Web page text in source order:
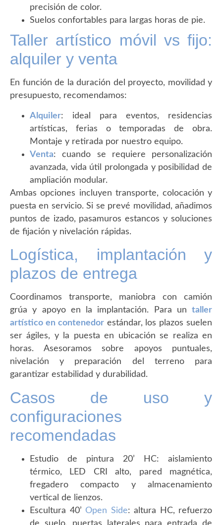
precisión de color.
Suelos confortables para largas horas de pie.
Taller artístico móvil vs fijo:
alquiler y venta
En función de la duración del proyecto, movilidad y
presupuesto, recomendamos:
Alquiler: ideal para eventos, residencias
artísticas, ferias o temporadas de obra.
Montaje y retirada por nuestro equipo.
Venta: cuando se requiere personalización
avanzada, vida útil prolongada y posibilidad de
ampliación modular.
Ambas opciones incluyen transporte, colocación y
puesta en servicio. Si se prevé movilidad, añadimos
puntos de izado, pasamuros estancos y soluciones
de fijación y nivelación rápidas.
Logística, implantación y
plazos de entrega
Coordinamos transporte, maniobra con camión
grúa y apoyo en la implantación. Para un taller
artístico en contenedorestándar, los plazos suelen
ser ágiles, y la puesta en ubicación se realiza en
horas. Asesoramos sobre apoyos puntuales,
nivelación y preparación del terreno para
garantizar estabilidad y durabilidad.
Casos de uso y
configuraciones
recomendadas
Estudio de pintura 20’ HC: aislamiento
térmico, LED CRI alto, pared magnética,
fregadero compacto y almacenamiento
vertical de lienzos.
Escultura 40’ Open Side: altura HC, refuerzo